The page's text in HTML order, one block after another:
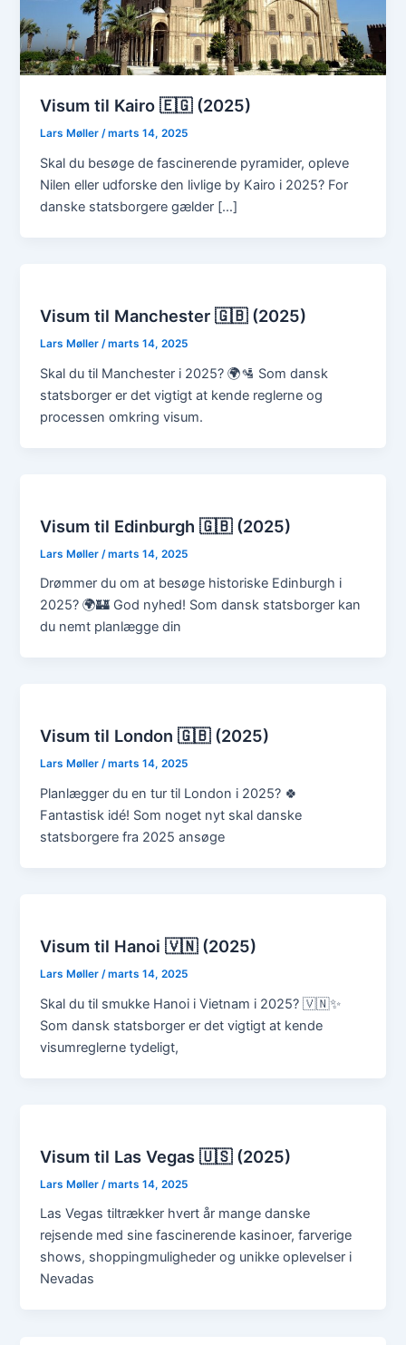
Visum til Kairo 🇪🇬 (2025)
Lars Møller/marts 14, 2025
Skal du besøge de fascinerende pyramider, opleve
Nilen eller udforske den livlige by Kairo i 2025? For
danske statsborgere gælder […]
Visum til Manchester 🇬🇧 (2025)
Lars Møller/marts 14, 2025
Skal du til Manchester i 2025? 🌍🛂 Som dansk
statsborger er det vigtigt at kende reglerne og
processen omkring visum.
Visum til Edinburgh 🇬🇧 (2025)
Lars Møller /marts 14, 2025
Drømmer du om at besøge historiske Edinburgh i
2025? 🌍🏰 God nyhed! Som dansk statsborger kan
du nemt planlægge din
Visum til London 🇬🇧 (2025)
Lars Møller/marts 14, 2025
Planlægger du en tur til London i 2025? 🍀
Fantastisk idé! Som noget nyt skal danske
statsborgere fra 2025 ansøge
Visum til Hanoi 🇻🇳 (2025)
Lars Møller/marts 14, 2025
Skal du til smukke Hanoi i Vietnam i 2025? 🇻🇳✨
Som dansk statsborger er det vigtigt at kende
visumreglerne tydeligt,
Visum til Las Vegas 🇺🇸 (2025)
Lars Møller /marts 14, 2025
Las Vegas tiltrækker hvert år mange danske
rejsende med sine fascinerende kasinoer, farverige
shows, shoppingmuligheder og unikke oplevelser i
Nevadas